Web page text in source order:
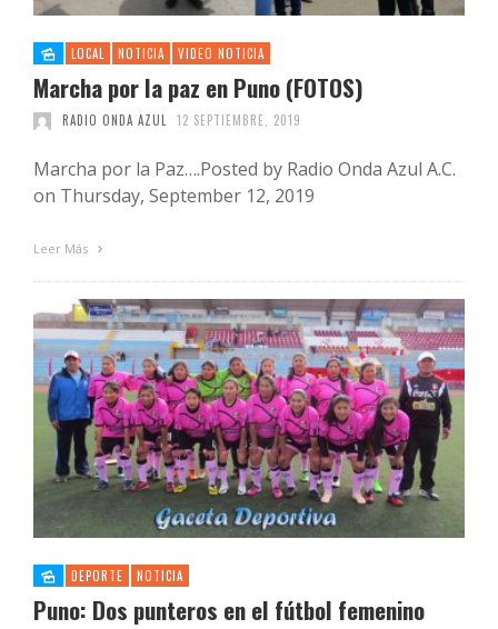
LOCAL NOTICIA VIDEO NOTICIA
Marcha por la paz en Puno (FOTOS)
RADIO ONDA AZUL 12 SEPTIEMBRE, 2019
Marcha por la Paz….Posted by Radio Onda Azul A.C.
on Thursday, September 12, 2019
Leer Más
DEPORTE NOTICIA
Puno: Dos punteros en el fútbol femenino